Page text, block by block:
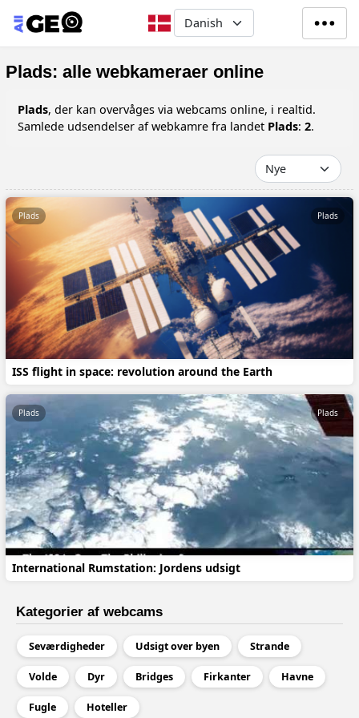
Gå til hovedindhold
Select your language
Plads: alle webkameraer online
Plads, der kan overvåges via webcams online, i realtid.
Samlede udsendelser af webkamre fra landet Plads: 2.
ISS flight in space: revolution around the Earth
Plads Plads
International Rumstation: Jordens udsigt
Plads Plads
Kategorier af webcams
Seværdigheder Udsigt over byen Strande
Volde Dyr Bridges Firkanter Havne
Fugle Hoteller